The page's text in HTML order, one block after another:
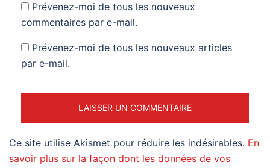
Prévenez-moi de tous les nouveaux
commentaires par e-mail.
Prévenez-moi de tous les nouveaux articles
par e-mail.
Ce site utilise Akismet pour réduire les indésirables. En
savoir plus sur la façon dont les données de vos